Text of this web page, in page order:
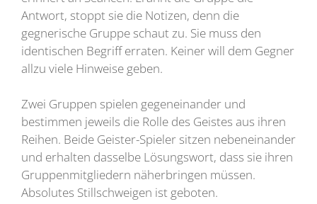
Antwort, stoppt sie die Notizen, denn die
gegnerische Gruppe schaut zu. Sie muss den
identischen Begriff erraten. Keiner will dem Gegner
allzu viele Hinweise geben.
Zwei Gruppen spielen gegeneinander und
bestimmen jeweils die Rolle des Geistes aus ihren
Reihen. Beide Geister-Spieler sitzen nebeneinander
und erhalten dasselbe Lösungswort, dass sie ihren
Gruppenmitgliedern näherbringen müssen.
Absolutes Stillschweigen ist geboten.